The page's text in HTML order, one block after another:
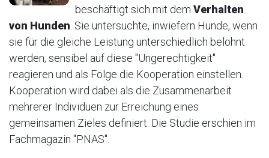
beschäftigt sich mit dem Verhalten
von Hunden . Sie untersuchte, inwiefern Hunde, wenn
sie für die gleiche Leistung unterschiedlich belohnt
werden, sensibel auf diese "Ungerechtigkeit"
reagieren und als Folge die Kooperation einstellen.
Kooperation wird dabei als die Zusammenarbeit
mehrerer Individuen zur Erreichung eines
gemeinsamen Zieles definiert. Die Studie erschien im
Fachmagazin "PNAS".